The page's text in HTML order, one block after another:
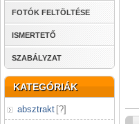
FOTÓK FELTÖLTÉSE
ISMERTETŐ
SZABÁLYZAT
KATEGÓRIÁK
absztrakt [?]